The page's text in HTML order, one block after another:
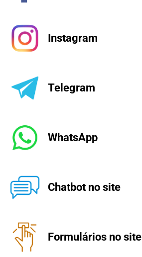
Instagram
Telegram
WhatsApp
Chatbot no site
Formulários no site